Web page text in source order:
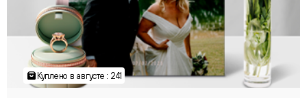
Куплено в августе : 241